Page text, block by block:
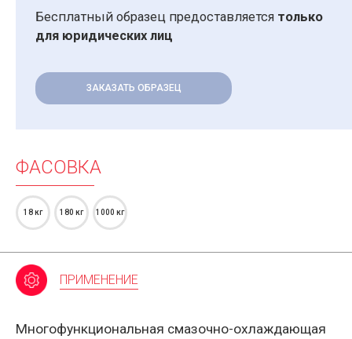
Бесплатный образец предоставляется только
для юридических лиц
ЗАКАЗАТЬ ОБРАЗЕЦ
ФАСОВКА
18 кг 180 кг 1000 кг
ПРИМЕНЕНИЕ
Многофункциональная cмазочно-охлаждающая